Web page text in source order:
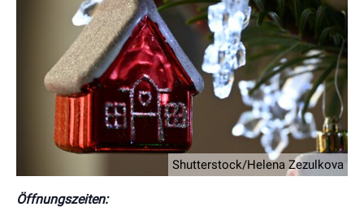
Shutterstock/Helena Zezulkova
Öffnungszeiten: